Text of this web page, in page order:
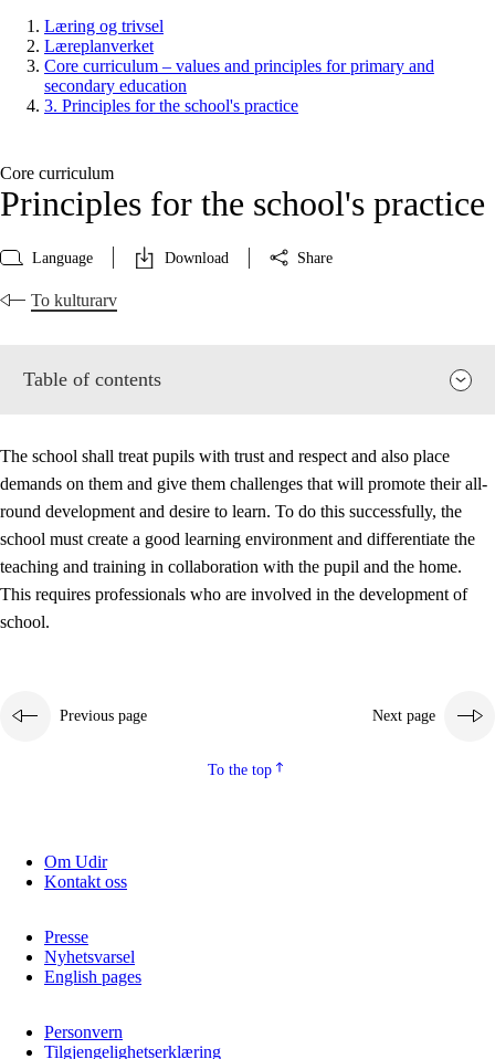
Læring og trivsel
Læreplanverket
Core curriculum – values and principles for primary and
secondary education
3. Principles for the school's practice
Core curriculum
Principles for the school's practice
Language Download Share
To kulturarv
Table of contents
3.2 Teaching and differentiated instruction
3.3 Cooperation between home and school
3.4
On-the-job training in a training establishment and
3.5 Professional environment and school development
The school shall treat pupils with trust and respect and also place
demands on them and give them challenges that will promote their all-
round development and desire to learn. To do this successfully, the
school must create a good learning environment and differentiate the
teaching and training in collaboration with the pupil and the home.
This requires professionals who are involved in the development of
school.
Previous page Next page
To the top
Om Udir
Kontakt oss
Presse
Nyhetsvarsel
English pages
Personvern
Tilgjengelighetserklæring